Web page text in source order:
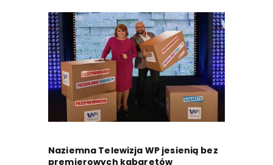
Naziemna Telewizja WP jesienią bez
premierowych kabaretów